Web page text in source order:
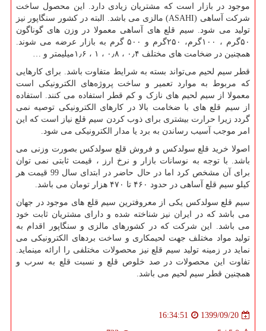
موجود در بازار است که مشتریان زیادی دارد. این محصول ساخت
شرکت آساهی (ASAHI) مالزی می باشد. البته در کشور سنگاپور نیز
تولید می شود. سیم قلع های آساهی معمولا در وزن های گوناگون
۵۰گرم ، ۱۰۰گرم، ۲۵۰گرم و ۵۰۰ گرم به بازار عرضه می شوند.
همچنین در ضخامت های مختلف ۰٫۴ ، ۰٫۸ ، ۱ ، ۱٫۶میلیمتر و …
قطر سیم لحیم می‌تواند بسته به شرایط متفاوت باشد. برای کارهایی
که مربوط به موارد تعمیر و ساخت پروژه‌های الکترونیکی است
معمولا از سیم لحیم های نازک و کم قطر استفاده می کنند. استفاده
از سیم قلع های با ضخامت بالا در کارهای الکترونیکی توصیه نمی
گردد زیرا حرارت بیشتری برای ذوب کردن سیم قلع نیاز است که این
امر موجب آسیب رساندن به برد یا مدار الکترونیکی می شود.
اصولا خرید قلع سولدکس و فروش قلع سولدکس بصورت وزنی می
باشد. با توجه به نوسانات بازار و نرخ ارز ، قیمت ثابتی نمی توان
برای آن مشخص کرد اما در حال حاضر در ابتدای سال 99 قیمت هر
کیلو سیم قلع آساهی در حدود ۴۶۰ تا ۴۷۰ هزار تومان می باشد.
سیم قلع سولدکس یکی از معروفترین سیم قلع های موجود در جهان
می باشد که در ایران نیز شناخته شده و دارای مشتریان ثابت خود
می باشد. این شرکت که در کشورهای مالزی و سنگاپور اقدام به
تولید مواد مختلف جهت لحیمکاری و ساخت بردهای الکترونیکی می
نماید در زمینه تولید سیم قلع نیز محصولات مختلفی را ارائه مینماید.
تفاوت این محصولات در صد خلوص قلع و نسبت قلع به سرب و
همچنین قطر سیم لحیم می باشد.
1399/09/20
16:34:51